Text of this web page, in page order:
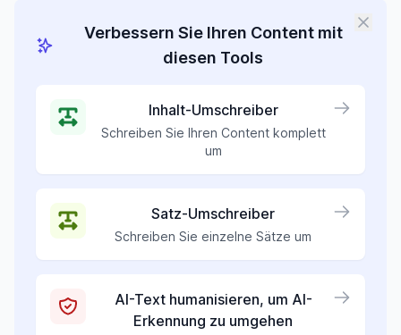
Verbessern Sie Ihren Content mit
diesen Tools
Inhalt-Umschreiber
Schreiben Sie Ihren Content komplett
um
Satz-Umschreiber
Schreiben Sie einzelne Sätze um
AI-Text humanisieren, um AI-
Erkennung zu umgehen